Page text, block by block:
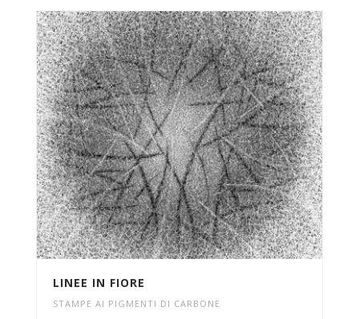
LINEE IN FIORE
STAMPE AI PIGMENTI DI CARBONE